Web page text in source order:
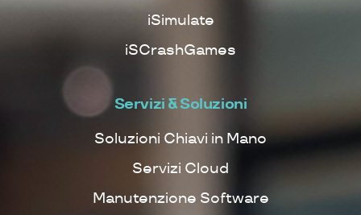
iSimulate
iSCrashGames
Servizi & Soluzioni
Soluzioni Chiavi in Mano
Servizi Cloud
Manutenzione Software